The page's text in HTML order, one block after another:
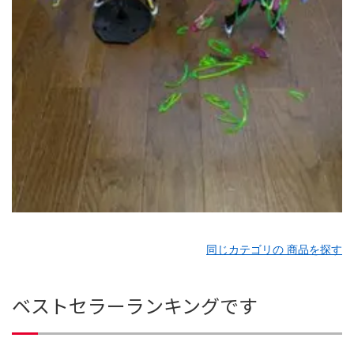
同じカテゴリの 商品を探す
ベストセラーランキングです